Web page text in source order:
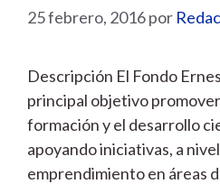
25 febrero, 2016por
Descripción El Fondo
principal objetivo
formación y el desarrollo
apoyando iniciativas, a
emprendimiento en áreas